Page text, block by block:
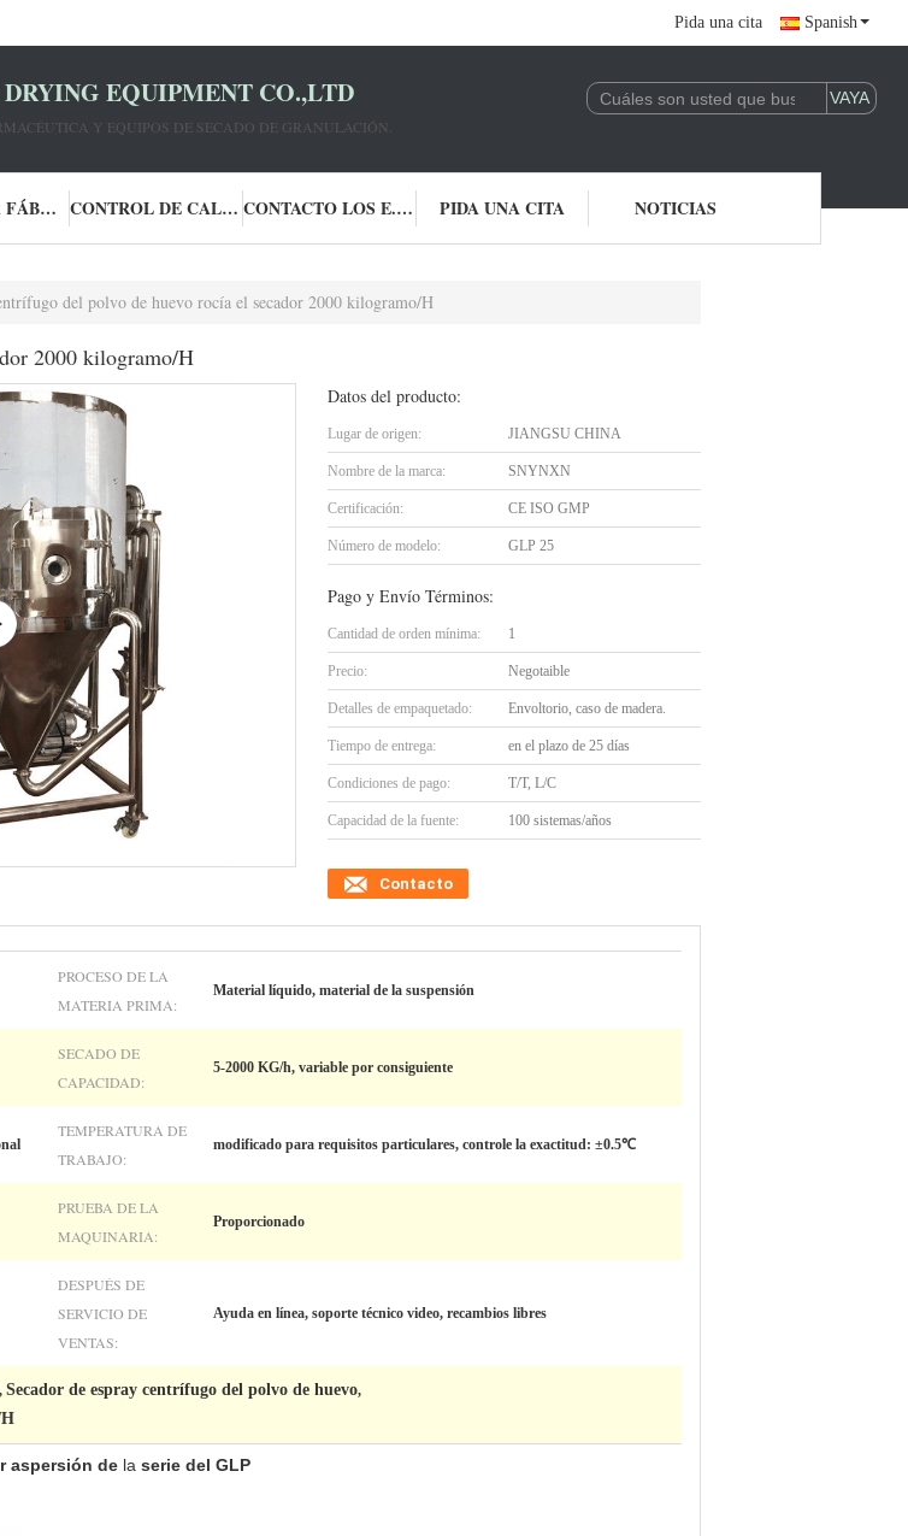
Pida una cita Spanish
EQUIPMENT CO.,LTD
Y EQUIPOS DE SECADO DE GRANULACIÓN.
VIAJE DE LA FÁBRICA CONTROL DE CALIDAD CONTACTO LOS E.E.U.U. PIDA UNA CITA NOTICIAS
del polvo de huevo rocía el secador 2000 kilogramo/H
2000 kilogramo/H
Datos del producto:
Lugar de origen: JIANGSU CHINA
Nombre de la marca: SNYNXN
Certificación: CE ISO GMP
Número de modelo: GLP 25
Pago y Envío Términos:
Cantidad de orden mínima: 1
Precio: Negotaible
Detalles de empaquetado: Envoltorio, caso de madera.
Tiempo de entrega: en el plazo de 25 días
Condiciones de pago: T/T, L/C
Capacidad de la fuente: 100 sistemas/años
Contacto
PROCESO DE LA
MATERIA PRIMA:
Material líquido, material de la suspensión
SECADO DE
CAPACIDAD:
5-2000 KG/h, variable por consiguiente
TEMPERATURA DE
TRABAJO:
modificado para requisitos particulares, controle la exactitud: ±0.5℃
PRUEBA DE LA
MAQUINARIA:
Proporcionado
DESPUÉS DE
SERVICIO DE
VENTAS:
Ayuda en línea, soporte técnico video, recambios libres
, Secador de espray centrífugo del polvo de huevo,
H
aspersión de la serie del GLP